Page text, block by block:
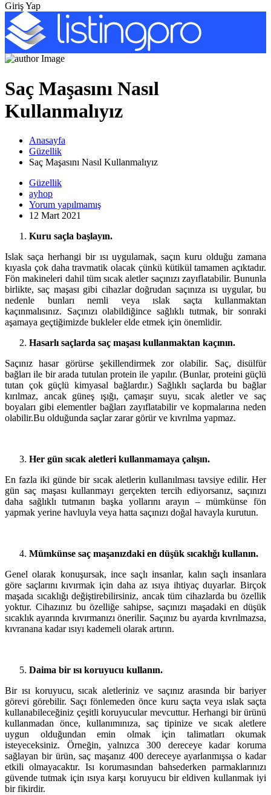
Giriş Yap
Saç Maşasını Nasıl
Kullanmalıyız
Anasayfa
Güzellik
Saç Maşasını Nasıl Kullanmalıyız
Güzellik
ayhop
Yorum yapılmamış
12 Mart 2021
Kuru saçla başlayın.
Islak saça herhangi bir ısı uygulamak, saçın kuru olduğu zamana
kıyasla çok daha travmatik olacak çünkü kütikül tamamen açıktadır.
Fön makineleri dahil tüm sıcak aletler saçınızı zayıflatabilir. Bununla
birlikte, saç maşası gibi cihazlar doğrudan saçınıza ısı uygular, bu
nedenle bunları nemli veya ıslak saçta kullanmaktan
kaçınmalısınız. Saçınızı olabildiğince sağlıklı tutmak, bir sonraki
aşamaya geçtiğimizde bukleler elde etmek için önemlidir.
Hasarlı saçlarda saç maşası kullanmaktan kaçının.
Saçınız hasar görürse şekillendirmek zor olabilir. Saç, disülfür
bağları ile bir arada tutulan protein ile yapılır. (Bunlar, proteini güçlü
tutan çok güçlü kimyasal bağlardır.) Sağlıklı saçlarda bu bağlar
kırılmaz, ancak güneş ışığı, çamaşır suyu, sıcak aletler ve saç
boyaları gibi elementler bağları zayıflatabilir ve kopmalarına neden
olabilir.Bu olduğunda saçlar zarar görür ve kıvrılma yapmaz.
Her gün sıcak aletleri kullanmamaya çalışın.
En fazla iki günde bir sıcak aletlerin kullanılması tavsiye edilir. Her
gün saç maşası kullanmayı gerçekten tercih ediyorsanız, saçınızı
daha sağlıklı tutmanın başka yollarını arayın – mümkünse fön
yapmak yerine havluyla veya hatta saçınızı doğal havayla kurutun.
Mümkünse saç maşanızdaki en düşük sıcaklığı kullanın.
Genel olarak konuşursak, ince saçlı insanlar, kalın saçlı insanlara
göre saçlarını kıvırmak için daha az ısıya ihtiyaç duyarlar. Birçok
maşada sıcaklığı değiştirebilirsiniz, ancak tüm cihazlarda bu özellik
yoktur. Cihazınız bu özelliğe sahipse, saçınızı maşadaki en düşük
sıcaklık ayarında kıvırmanızı önerilir. Saçınız bu ayarda kıvrılmazsa,
kıvranana kadar ısıyı kademeli olarak artırın.
Daima bir ısı koruyucu kullanın.
Bir ısı koruyucu, sıcak aletleriniz ve saçınız arasında bir bariyer
görevi görebilir. Saçı fönlemeden önce kuru saçta veya ıslak saçta
kullanabileceğiniz çeşitli koruyucular mevcuttur. Herhangi bir ürünü
kullanmadan önce, kullanımınıza, saç tipinize ve sıcak aletlere
uygun olduğundan emin olmak için talimatları okumak
isteyeceksiniz. Örneğin, yalnızca 300 dereceye kadar koruma
sağlayan bir ürün, saç maşanız 400 dereceye ayarlanmışsa o kadar
etkili olmayacaktır. Isı korumasından bahsederken parmaklarınızı
güvende tutmak için ısıya karşı koruyucu bir eldiven kullanmak iyi
bir fikirdir.